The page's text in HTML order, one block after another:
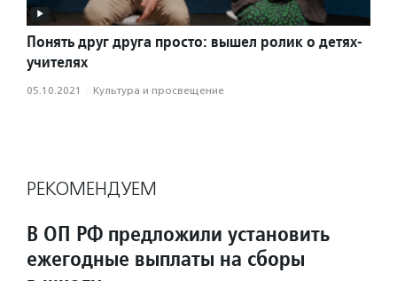
Понять друг друга просто: вышел ролик о детях-
учителях
05.10.2021 · Культура и просвещение
РЕКОМЕНДУЕМ
В ОП РФ предложили установить
ежегодные выплаты на сборы